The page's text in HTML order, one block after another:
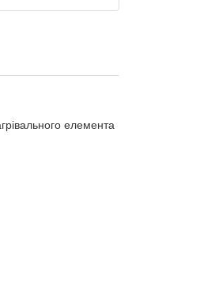
елемента